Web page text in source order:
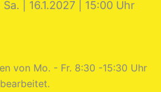
Sa. | 16.1.2027 | 15:00 Uhr
von Mo. - Fr. 8:30 -15:30 Uhr
bearbeitet.